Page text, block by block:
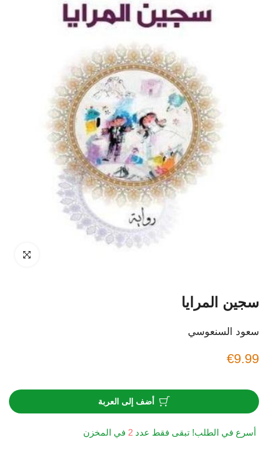
انقر للتكبير
سجين المرايا
سعود السنعوسي
€9.99
أضف إلى العربة
أسرع في الطلب! تبقى فقط عدد 2 في المخزن